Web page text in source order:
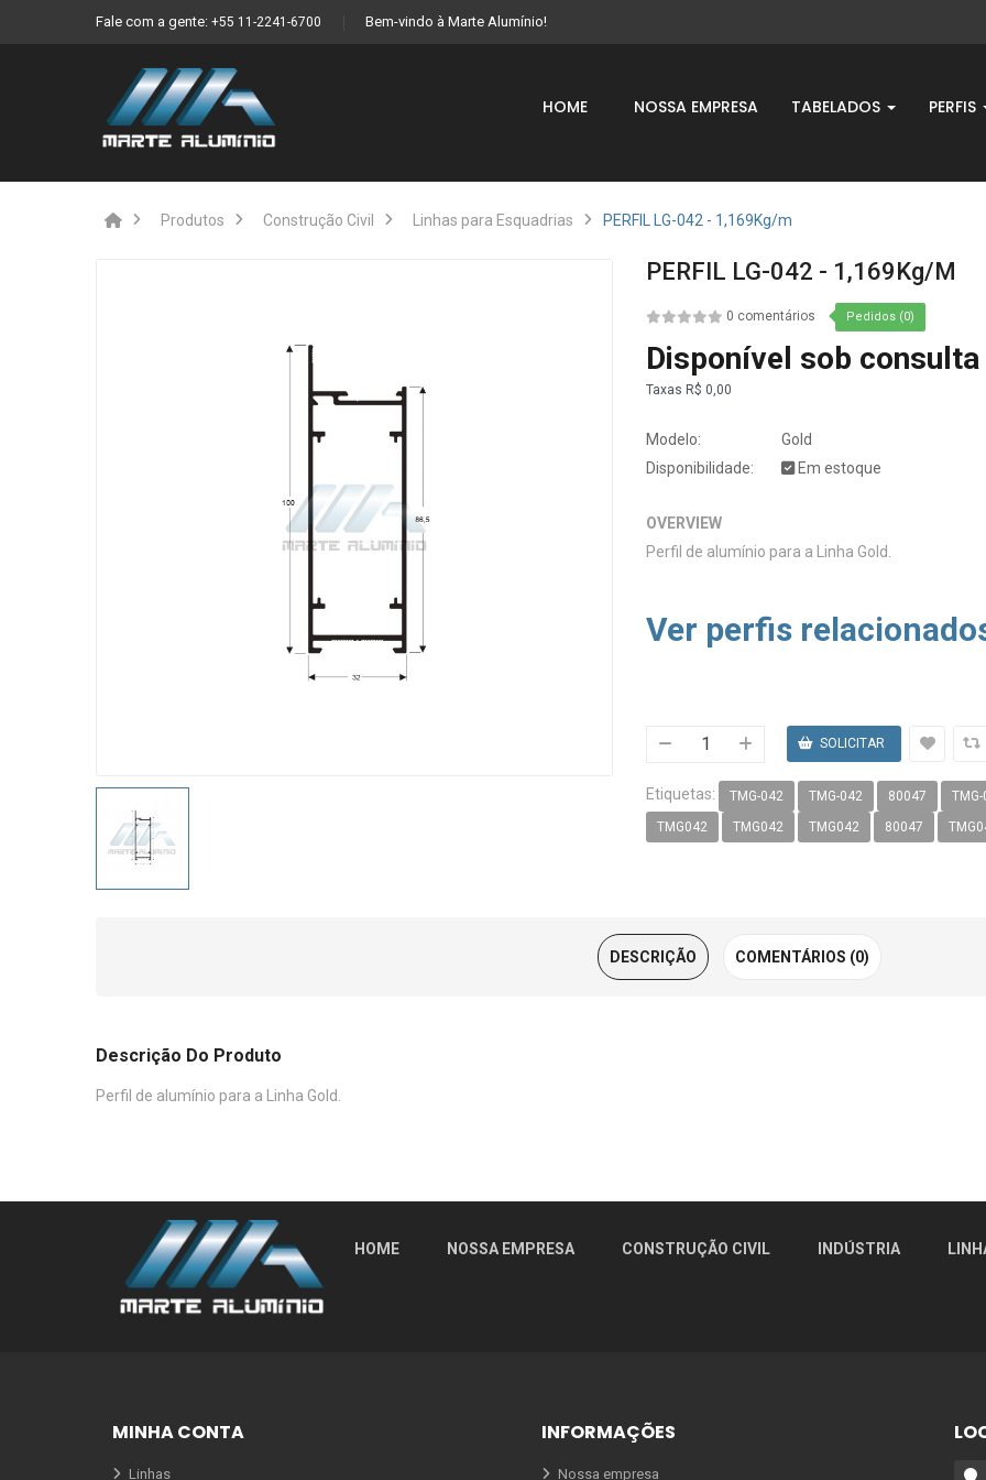
Fale com a gente: +55 11-2241-6700 Bem-vindo à Marte Alumínio!
HOME NOSSA EMPRESA TABELADOS PERFIS
Produtos Construção Civil Linhas para Esquadrias PERFIL LG-042 - 1,169Kg/m
PERFIL LG-042 - 1,169Kg/m
0 comentários Pedidos (0)
Disponível sob consulta
Taxas R$ 0,00
Modelo:
Gold
Disponibilidade:
Em estoque
OVERVIEW
Perfil de alumínio para a Linha Gold.
Ver perfis
Etiquetas: TMG-042 TMG-042 80047
TMG042 TMG042 TMG042 80047
DESCRIÇÃO COMENTÁRIOS (0)
Descrição Do Produto
Perfil de alumínio para a Linha Gold.
HOME NOSSA EMPRESA CONSTRUÇÃO CIVIL INDÚSTRIA
MINHA CONTA
Linhas
INFORMAÇÕES
Nossa empresa